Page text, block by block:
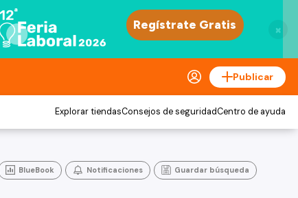
×
Publicar
Explorar tiendasConsejos de seguridadCentro de ayuda
BlueBook Notificaciones Guardar búsqueda